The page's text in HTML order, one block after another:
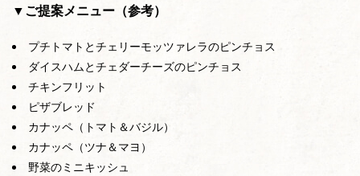
▼ご提案メニュー（参考）
プチトマトとチェリーモッツァレラのピンチョス
ダイスハムとチェダーチーズのピンチョス
チキンフリット
ピザブレッド
カナッペ（トマト＆バジル）
カナッペ（ツナ＆マヨ）
野菜のミニキッシュ